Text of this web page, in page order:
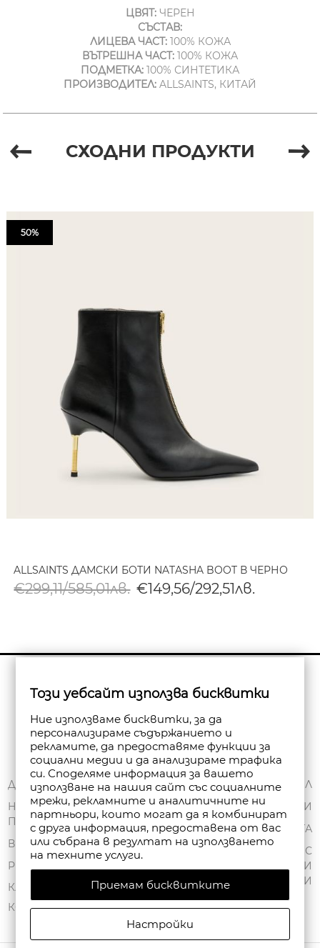
ЦВЯТ:ЧЕРЕН
СЪСТАВ:
ЛИЦЕВА ЧАСТ:100% КОЖА
ВЪТРЕШНА ЧАСТ: 100% КОЖА
ПОДМЕТКА: 100% СИНТЕТИКА
ПРОИЗВОДИТЕЛ: ALLSAINTS, КИТАЙ
СХОДНИ ПРОДУКТИ
50%
ALLSAINTS ДАМСКИ БОТИ NATASHA BOOT В ЧЕРНО
€299,11/585,01лв. €149,56/292,51лв.
Абониране
ДОСТАВКА
НАЧИНИ НА
ПЛАЩАНЕ
ВРЪЩАНЕ
РЕКЛАМАЦИИ
КАРТА НА САЙТА
КОНТАКТИ
ЗА НАС
ОБЩИ УСЛОВИЯ
ПОЛИТИКА ЗА
ПОВЕРИТЕЛНОСТ
FAN POINT CLUB
МАГАЗИНИ
МОЯТ ПРОФИЛ
ПОРЪЧКИ
ЧАНТА
СПИСЪК С
ЖЕЛАНИ
ПРОДУКТИ
Този уебсайт използва бисквитки
Ние използваме бисквитки, за да
персонализираме съдържанието и
рекламите, да предоставяме функции за
социални медии и да анализираме трафика
си. Споделяме информация за вашето
използване на нашия сайт със социалните
мрежи, рекламните и аналитичните ни
партньори, които могат да я комбинират
с друга информация, предоставена от вас
или събрана в резултат на използването
на техните услуги.
Приемам бисквитките
Настройки